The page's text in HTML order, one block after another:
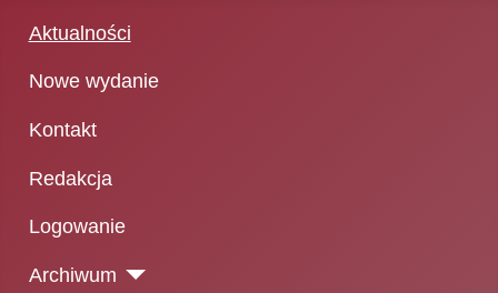
Aktualności
Nowe wydanie
Kontakt
Redakcja
Logowanie
Archiwum